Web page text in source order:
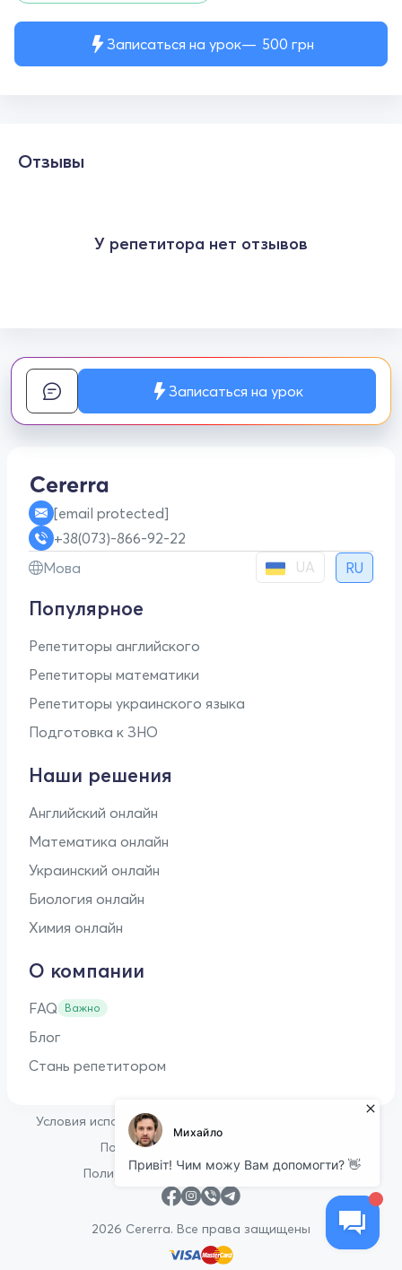
Записаться на урок 500 грн
Отзывы
У репетитора нет отзывов
Записаться на урок
[email protected]
+38(073)-866-92-22
Мова
UA RU
Популярное
Репетиторы английского
Репетиторы математики
Репетиторы украинского языка
Подготовка к ЗНО
Наши решения
Английский онлайн
Математика онлайн
Украинский онлайн
Биология онлайн
Химия онлайн
О компании
FAQ Важно
Блог
Стань репетитором
2026 Cererra. Все права защищены
Условия использования
Политика конфиденциальности
Политика в отношении файлов cookie